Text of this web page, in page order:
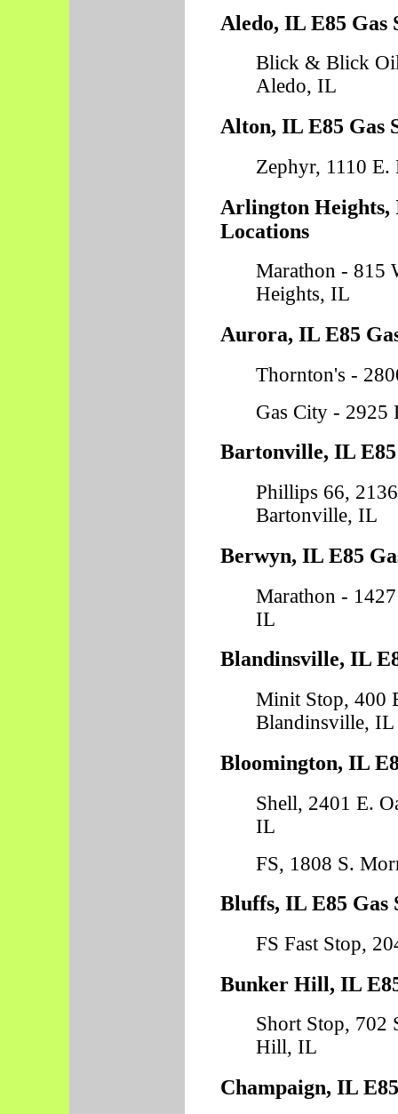
Aledo, IL E85 Gas
Blick & Blick
Aledo, IL
Alton, IL E85 Gas
Zephyr, 1110
Arlington Heights,
Locations
Marathon - 815
Heights, IL
Aurora, IL E85
Thornton's -
Gas City - 2925
Bartonville, IL
Phillips 66,
Bartonville, IL
Berwyn, IL E85
Marathon -
IL
Blandinsville, IL
Minit Stop, 400
Blandinsville, IL
Bloomington, IL
Shell, 2401 E.
IL
FS, 1808 S.
Bluffs, IL E85 Gas
FS Fast Stop,
Bunker Hill, IL
Short Stop, 702
Hill, IL
Champaign, IL